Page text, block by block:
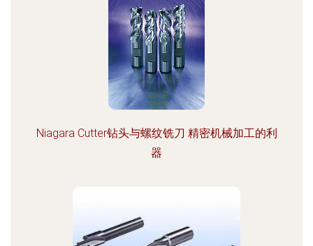
Niagara Cutter钻头与螺纹铣刀 精密机械加工的利
器